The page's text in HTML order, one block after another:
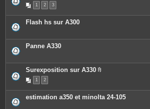
1 2 3
Flash hs sur A300
Panne A330
Surexposition sur A330
c
e
1 2
estimation a350 et minolta 24-105